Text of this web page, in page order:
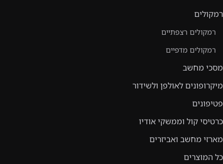
רמקולים
רמקולים רצפתיים
רמקולים מדפיים
מסכי מחשב
מיקרופונים לאולפן ולשידור
פטיפונים
כרטיסי קול וממשקי אודיו
מארזי מחשב ואביזרים
כל המוצרים